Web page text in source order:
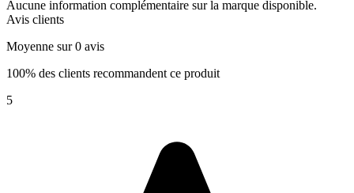
Aucune information complémentaire sur la marque disponible.
Avis clients
Moyenne sur 0 avis
100% des clients recommandent ce produit
5